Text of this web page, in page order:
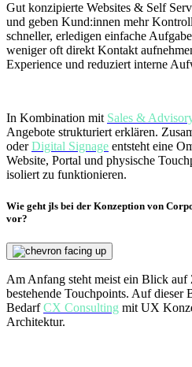
Gut konzipierte Websites & Self
und geben Kund:innen mehr
schneller, erledigen einfache
weniger oft direkt Kontakt
Experience und reduziert interne
In Kombination mit Sales &
Angebote strukturiert erklären.
oderDigital Signage entsteht eine
Website, Portal und physische
isoliert zu funktionieren.
Wie geht jls bei der Konzeption von
vor?
Am Anfang steht meist ein Blick auf
bestehende Touchpoints. Auf dieser
BedarfCX Consulting mit UX
Architektur.